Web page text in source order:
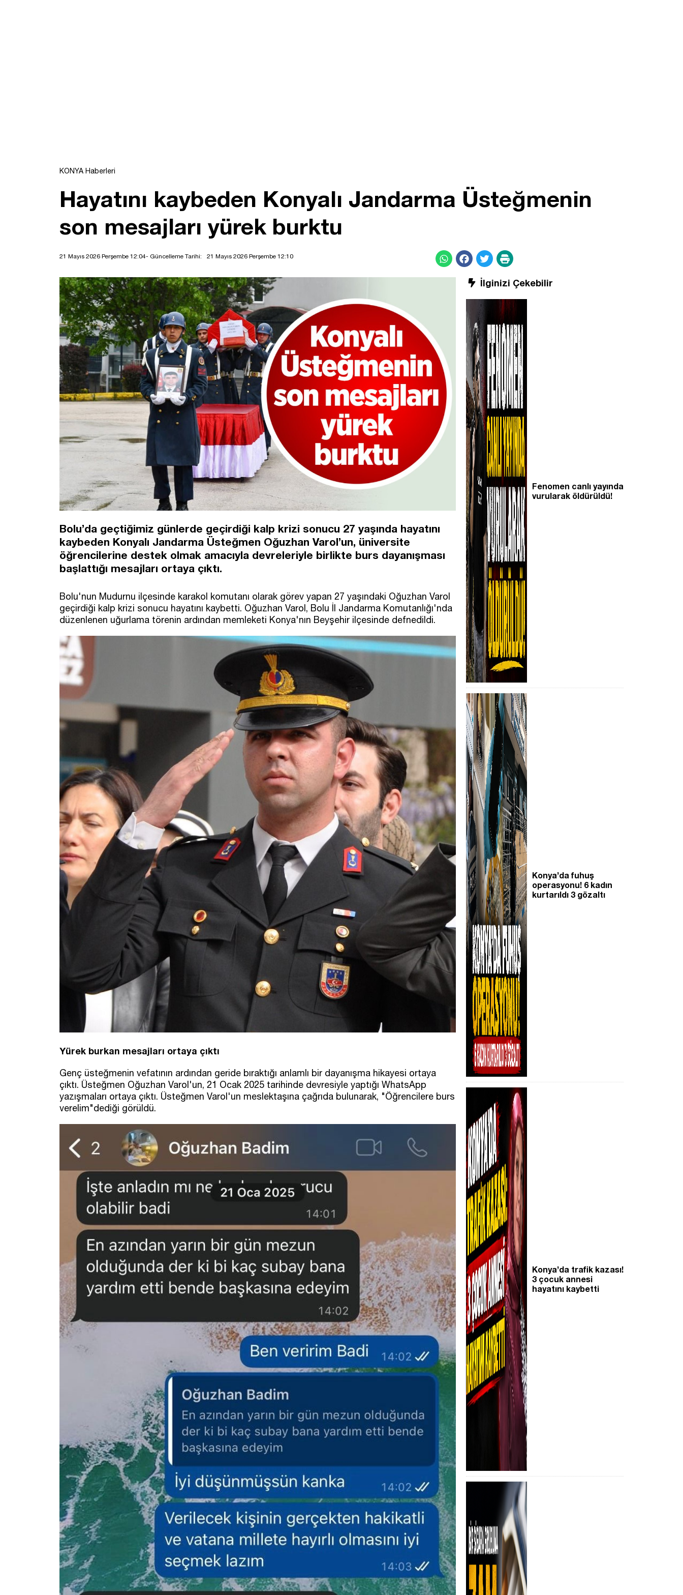
KONYA Haberleri
Hayatını kaybeden Konyalı Jandarma Üsteğmenin
son mesajları yürek burktu
21 Mayıs 2026 Perşembe 12:04- Güncelleme Tarihi: 21 Mayıs 2026 Perşembe 12:10
Bolu’da geçtiğimiz günlerde geçirdiği kalp krizi sonucu 27 yaşında hayatını
kaybeden Konyalı Jandarma Üsteğmen Oğuzhan Varol’un, üniversite
öğrencilerine destek olmak amacıyla devreleriyle birlikte burs dayanışması
başlattığı mesajları ortaya çıktı.
Bolu'nun Mudurnu ilçesinde karakol komutanı olarak görev yapan 27 yaşındaki Oğuzhan Varol
geçirdiği kalp krizi sonucu hayatını kaybetti. Oğuzhan Varol, Bolu İl Jandarma Komutanlığı'nda
düzenlenen uğurlama törenin ardından memleketi Konya'nın Beyşehir ilçesinde defnedildi.
Yürek burkan mesajları ortaya çıktı
Genç üsteğmenin vefatının ardından geride bıraktığı anlamlı bir dayanışma hikayesi ortaya
çıktı. Üsteğmen Oğuzhan Varol'un, 21 Ocak 2025 tarihinde devresiyle yaptığı WhatsApp
yazışmaları ortaya çıktı. Üsteğmen Varol'un meslektaşına çağrıda bulunarak, "Öğrencilere burs
verelim"dediği görüldü.
İlginizi Çekebilir
Fenomen canlı yayında
vurularak öldürüldü!
Konya’da fuhuş
operasyonu! 6 kadın
kurtarıldı 3 gözaltı
Konya’da trafik kazası!
3 çocuk annesi
hayatını kaybetti